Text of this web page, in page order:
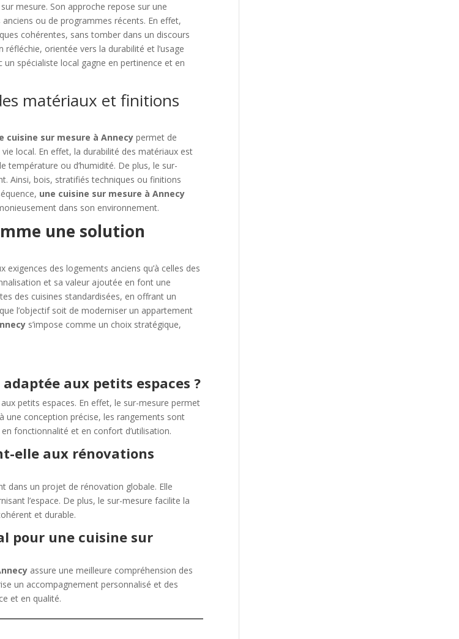
mesure. Son approche repose sur une
ou de programmes récents. En effet,
cohérentes, sans tomber dans un discours
orientée vers la durabilité et l’usage
un spécialiste local gagne en pertinence et en
matériaux et finitions
cuisine sur mesure à Annecy permet de
local. En effet, la durabilité des matériaux est
ou d’humidité. De plus, le sur-
Ainsi, bois, stratifiés techniques ou finitions
une cuisine sur mesure à Annecy
dans son environnement.
une solution
exigences des logements anciens qu’à celles des
et sa valeur ajoutée en font une
des cuisines standardisées, en offrant un
l’objectif soit de moderniser un appartement
s’impose comme un choix stratégique,
aux petits espaces ?
petits espaces. En effet, le sur-mesure permet
une conception précise, les rangements sont
fonctionnalité et en confort d’utilisation.
elle aux rénovations
dans un projet de rénovation globale. Elle
l’espace. De plus, le sur-mesure facilite la
et durable.
pour une cuisine sur
assure une meilleure compréhension des
un accompagnement personnalisé et des
et en qualité.